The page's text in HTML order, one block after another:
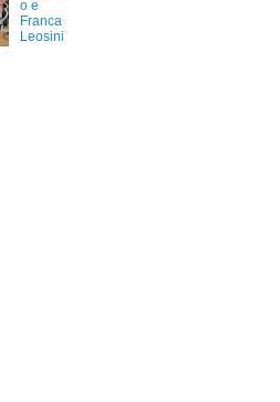
o e
Franca
Leosini